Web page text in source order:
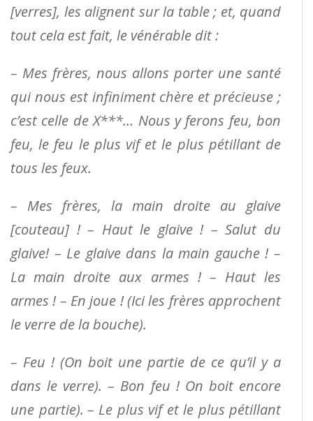
[verres], les alignent sur la table ; et, quand
tout cela est fait, le vénérable dit :
– Mes frères, nous allons porter une santé
qui nous est infiniment chère et précieuse ;
c’est celle de X***… Nous y ferons feu, bon
feu, le feu le plus vif et le plus pétillant de
tous les feux.
– Mes frères, la main droite au glaive
[couteau] ! – Haut le glaive ! – Salut du
glaive! – Le glaive dans la main gauche ! –
La main droite aux armes ! – Haut les
armes ! – En joue ! (Ici les frères approchent
le verre de la bouche).
– Feu ! (On boit une partie de ce qu’il y a
dans le verre). – Bon feu ! On boit encore
une partie). – Le plus vif et le plus pétillant